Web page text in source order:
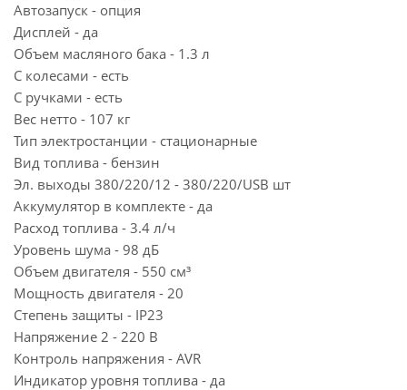
Автозапуск - опция
Дисплей - да
Объем масляного бака - 1.3 л
С колесами - есть
С ручками - есть
Вес нетто - 107 кг
Тип электростанции - стационарные
Вид топлива - бензин
Эл. выходы 380/220/12 - 380/220/USB шт
Аккумулятор в комплекте - да
Расход топлива - 3.4 л/ч
Уровень шума - 98 дБ
Объем двигателя - 550 см³
Мощность двигателя - 20
Степень защиты - IP23
Напряжение 2 - 220 В
Контроль напряжения - AVR
Индикатор уровня топлива - да